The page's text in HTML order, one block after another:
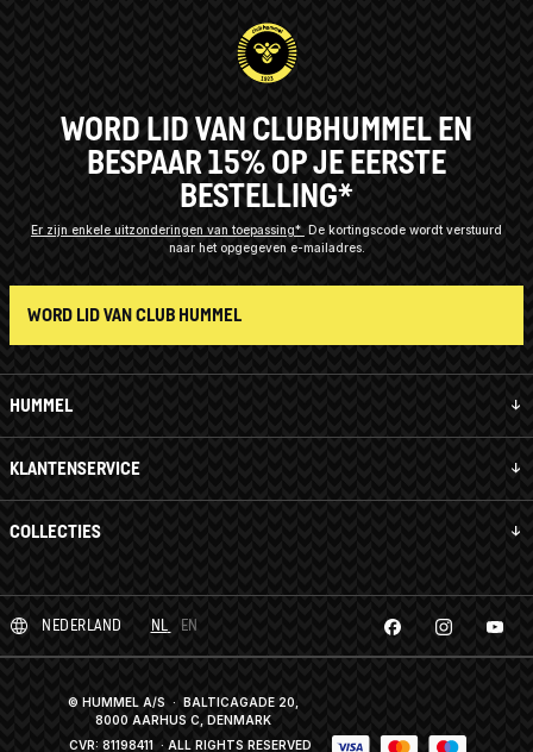
HUMMEL
KLANTENSERVICE
COLLECTIES
WORD LID VAN CLUBHUMMEL EN
BESPAAR 15% OP JE EERSTE
BESTELLING*
Er zijn enkele uitzonderingen van toepassing* De kortingscode wordt verstuurd
naar het opgegeven e-mailadres.
WORD LID VAN CLUB HUMMEL
NEDERLAND NL EN
© HUMMEL A/S · BALTICAGADE 20,
8000 AARHUS C, DENMARK
CVR: 81198411 · ALL RIGHTS RESERVED